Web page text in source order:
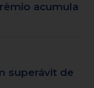
acumula
superávit de